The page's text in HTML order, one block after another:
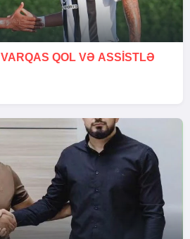
VARQAS QOL VƏ ASSİSTLƏ